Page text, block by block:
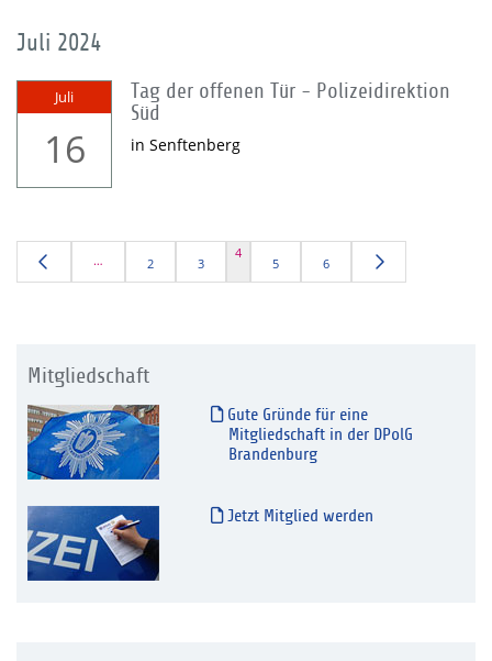
Juli 2024
Juli
16
Tag der offenen Tür - Polizeidirektion
Süd
in Senftenberg
… 2 3
4
5 6
Mitgliedschaft
Gute Gründe für eine
Mitgliedschaft in der DPolG
Brandenburg
Jetzt Mitglied werden